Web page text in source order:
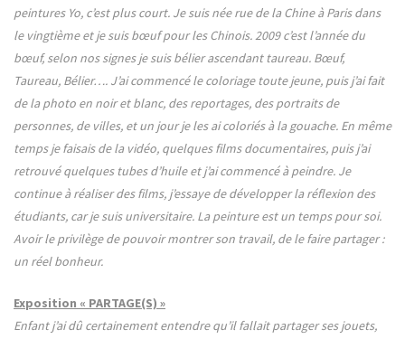
peintures Yo, c’est plus court. Je suis née rue de la Chine à Paris dans
le vingtième et je suis bœuf pour les Chinois. 2009 c’est l’année du
bœuf, selon nos signes je suis bélier ascendant taureau. Bœuf,
Taureau, Bélier…. J’ai commencé le coloriage toute jeune, puis j’ai fait
de la photo en noir et blanc, des reportages, des portraits de
personnes, de villes, et un jour je les ai coloriés à la gouache. En même
temps je faisais de la vidéo, quelques films documentaires, puis j’ai
retrouvé quelques tubes d’huile et j’ai commencé à peindre. Je
continue à réaliser des films, j’essaye de développer la réflexion des
étudiants, car je suis universitaire. La peinture est un temps pour soi.
Avoir le privilège de pouvoir montrer son travail, de le faire partager :
un réel bonheur.
Exposition « PARTAGE(S) »
Enfant j’ai dû certainement entendre qu’il fallait partager ses jouets,